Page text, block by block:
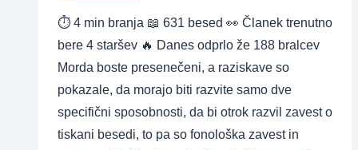
⏱ 4 min branja 📖 631 besed 👀 Članek trenutno
bere 4 staršev 🔥 Danes odprlo že 188 bralcev
Morda boste presenečeni, a raziskave so
pokazale, da morajo biti razvite samo dve
specifični sposobnosti, da bi otrok razvil zavest o
tiskani besedi, to pa so fonološka zavest in